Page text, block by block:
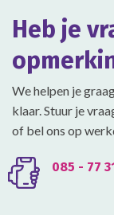
worden
de
Heb je
We helpen je
klaar. Stuur je
of bel ons op
085 - 77